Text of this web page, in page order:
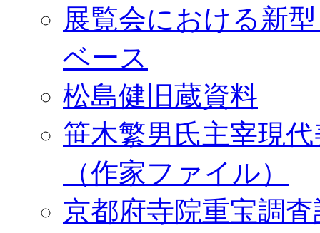
展覧会における新
ベース
松島健旧蔵資料
笹木繁男氏主宰現
（作家ファイル）
京都府寺院重宝調